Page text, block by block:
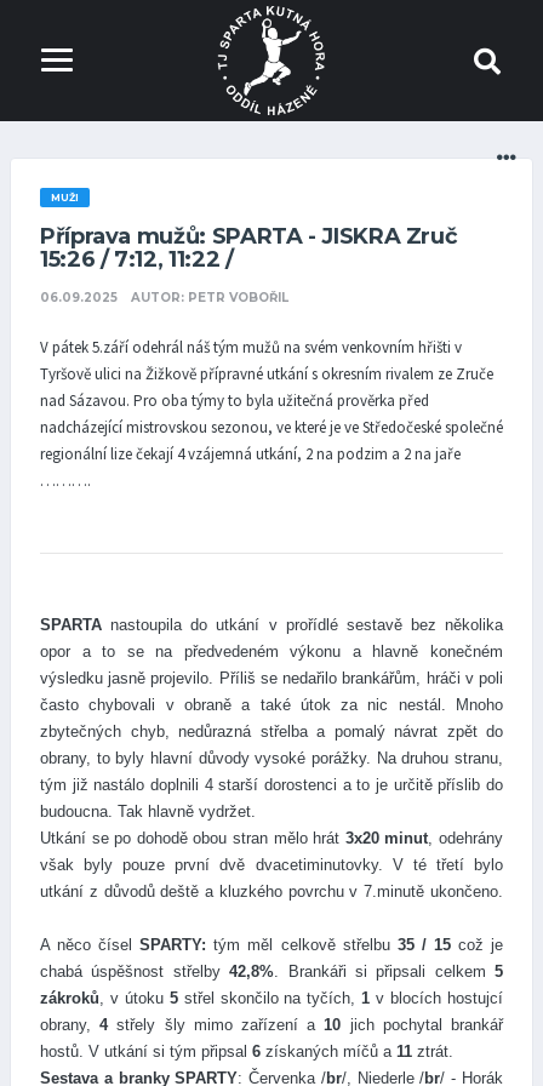
MUŽI
Příprava mužů: SPARTA - JISKRA Zruč
15:26 / 7:12, 11:22 /
06.09.2025 AUTOR: PETR VOBOŘIL
V pátek 5.září odehrál náš tým mužů na svém venkovním hřišti v
Tyršově ulici na Žižkově přípravné utkání s okresním rivalem ze Zruče
nad Sázavou. Pro oba týmy to byla užitečná prověrka před
nadcházející mistrovskou sezonou, ve které je ve Středočeské společné
regionální lize čekají 4 vzájemná utkání, 2 na podzim a 2 na jaře
……….
SPARTA nastoupila do utkání v prořídlé sestavě bez několika
opor a to se na předvedeném výkonu a hlavně konečném
výsledku jasně projevilo. Příliš se nedařilo brankářům, hráči v poli
často chybovali v obraně a také útok za nic nestál. Mnoho
zbytečných chyb, nedůrazná střelba a pomalý návrat zpět do
obrany, to byly hlavní důvody vysoké porážky. Na druhou stranu,
tým již nastálo doplnili 4 starší dorostenci a to je určitě příslib do
budoucna. Tak hlavně vydržet.
Utkání se po dohodě obou stran mělo hrát 3x20 minut , odehrány
však byly pouze první dvě dvacetiminutovky. V té třetí bylo
utkání z důvodů deště a kluzkého povrchu v 7.minutě ukončeno.
A něco číselSPARTY:tým měl celkově střelbu 35 / 15což je
chabá úspěšnost střelby42,8% . Brankáři si připsali celkem 5
zákroků , v útoku 5 střel skončilo na tyčích, 1 v blocích hostujcí
obrany,4střely šly mimo zařízení a 10 jich pochytal brankář
hostů. V utkání si tým připsal 6 získaných míčů a 11 ztrát.
Sestava a branky SPARTY: Červenka /br/, Niederle /br/ - Horák